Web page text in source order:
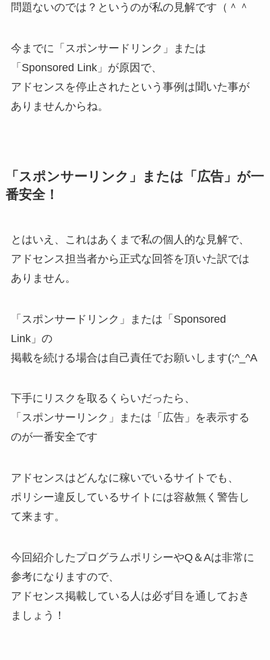
問題ないのでは？というのが私の見解です（＾＾
今までに「スポンサードリンク」または
「Sponsored Link」が原因で、
アドセンスを停止されたという事例は聞いた事が
ありませんからね。
「スポンサーリンク」または「広告」が一
番安全！
とはいえ、これはあくまで私の個人的な見解で、
アドセンス担当者から正式な回答を頂いた訳では
ありません。
「スポンサードリンク」または「Sponsored
Link」の
掲載を続ける場合は自己責任でお願いします(;^_^A
下手にリスクを取るくらいだったら、
「スポンサーリンク」または「広告」を表示する
のが一番安全です
アドセンスはどんなに稼いでいるサイトでも、
ポリシー違反しているサイトには容赦無く警告し
て来ます。
今回紹介したプログラムポリシーやQ＆Aは非常に
参考になりますので、
アドセンス掲載している人は必ず目を通しておき
ましょう！